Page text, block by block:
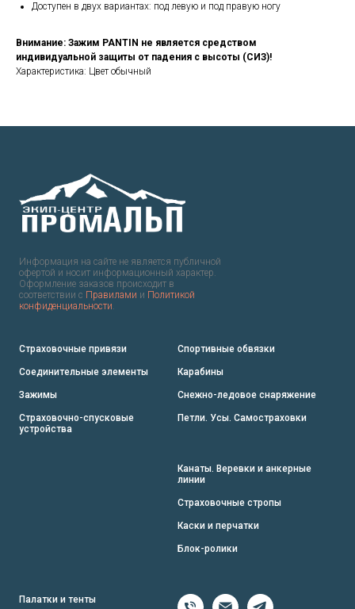
Доступен в двух вариантах: под левую и под правую ногу
Внимание: Зажим PANTIN не является средством
индивидуальной защиты от падения с высоты (СИЗ)!
Характеристика: Цвет обычный
Информация на сайте не является публичной
офертой и носит информационный характер.
Оформление заказов происходит в
соответствии с Правилами и Политикой
конфиденциальности.
Страховочные привязи
Соединительные элементы
Зажимы
Страховочно-спусковые
устройства
Спортивные обвязки
Карабины
Снежно-ледовое снаряжение
Петли. Усы. Самостраховки
Канаты. Веревки и анкерные
линии
Страховочные стропы
Каски и перчатки
Блок-ролики
Палатки и тенты